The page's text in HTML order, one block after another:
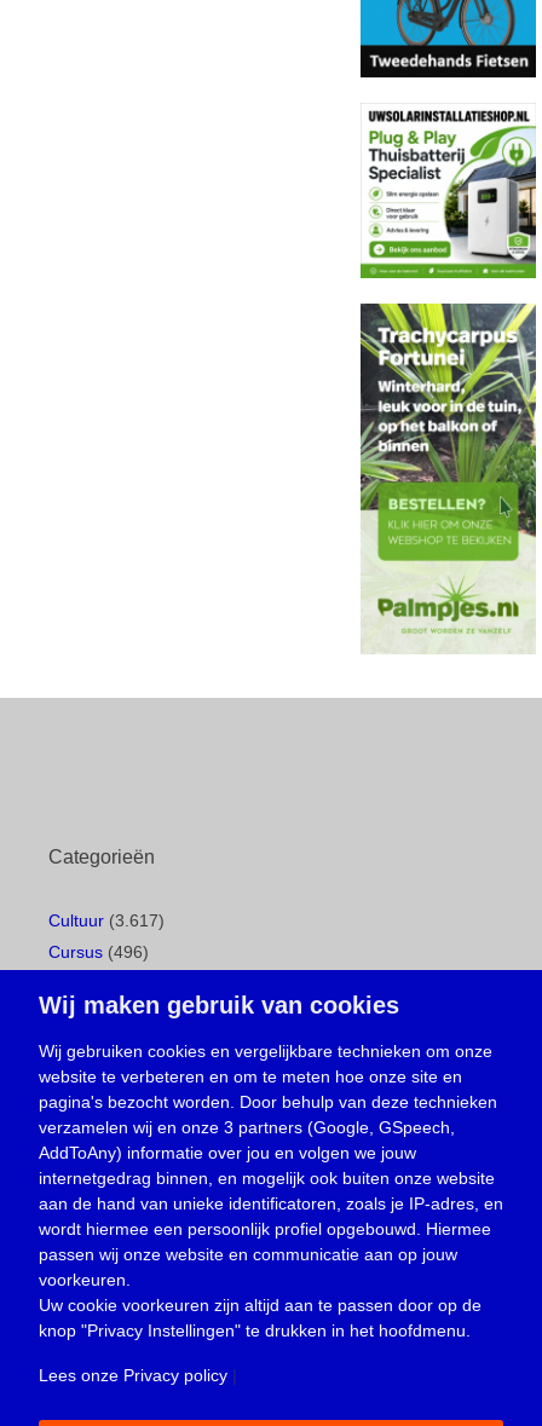
Categorieën
Cultuur (3.617)
Cursus (496)
Gemeentepagina(104)
Ingezonden brief(537)
Media(156)
Nieuws (23.329)
Oproep(734)
Overlijden(39)
Podcast(18)
prijsvraag (5)
Religie (1.438)
Service(226)
Wij maken gebruik van cookies
Wij gebruiken cookies en vergelijkbare technieken om onze
website te verbeteren en om te meten hoe onze site en
pagina's bezocht worden. Door behulp van deze technieken
verzamelen wij en onze 3 partners (Google, GSpeech,
AddToAny) informatie over jou en volgen we jouw
internetgedrag binnen, en mogelijk ook buiten onze website
aan de hand van unieke identificatoren, zoals je IP-adres, en
wordt hiermee een persoonlijk profiel opgebouwd. Hiermee
passen wij onze website en communicatie aan op jouw
voorkeuren.
Uw cookie voorkeuren zijn altijd aan te passen door op de
knop "Privacy Instellingen" te drukken in het hoofdmenu.
Lees onze Privacy policy |